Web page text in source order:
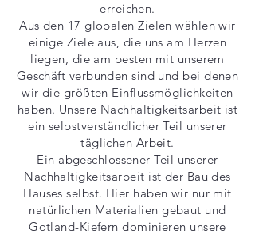
erreichen.
Aus den 17 globalen Zielen wählen wir
einige Ziele aus, die uns am Herzen
liegen, die am besten mit unserem
Geschäft verbunden sind und bei denen
wir die größten Einflussmöglichkeiten
haben. Unsere Nachhaltigkeitsarbeit ist
ein selbstverständlicher Teil unserer
täglichen Arbeit.
Ein abgeschlossener Teil unserer
Nachhaltigkeitsarbeit ist der Bau des
Hauses selbst. Hier haben wir nur mit
natürlichen Materialien gebaut und
Gotland-Kiefern dominieren unsere